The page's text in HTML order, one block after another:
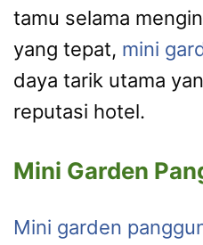
tamu selama
yang tepat, mini
daya tarik utama
reputasi hotel.
Mini Garden
Mini garden